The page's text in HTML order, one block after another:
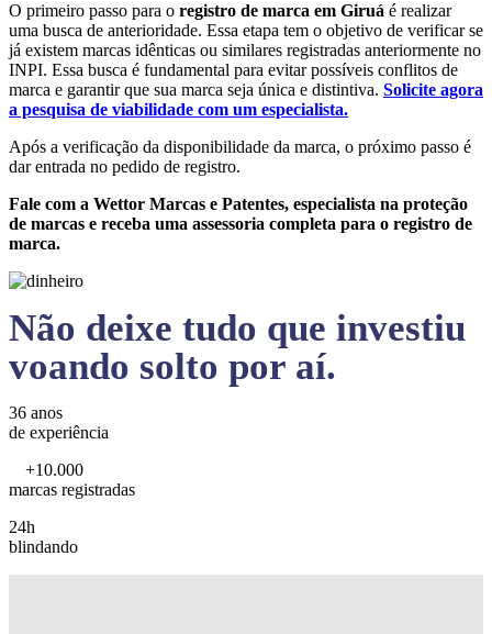
O primeiro passo para o registro de marca em Giruá é realizar
uma busca de anterioridade. Essa etapa tem o objetivo de verificar se
já existem marcas idênticas ou similares registradas anteriormente no
INPI. Essa busca é fundamental para evitar possíveis conflitos de
marca e garantir que sua marca seja única e distintiva. Solicite agora
a pesquisa de viabilidade com um especialista.
Após a verificação da disponibilidade da marca, o próximo passo é
dar entrada no pedido de registro.
Fale com a Wettor Marcas e Patentes, especialista na proteção
de marcas e receba uma assessoria completa para o registro de
marca.
Não deixe tudo que investiu
voando solto por aí.
36 anos
de experiência
+10.000
marcas registradas
24h
blindando